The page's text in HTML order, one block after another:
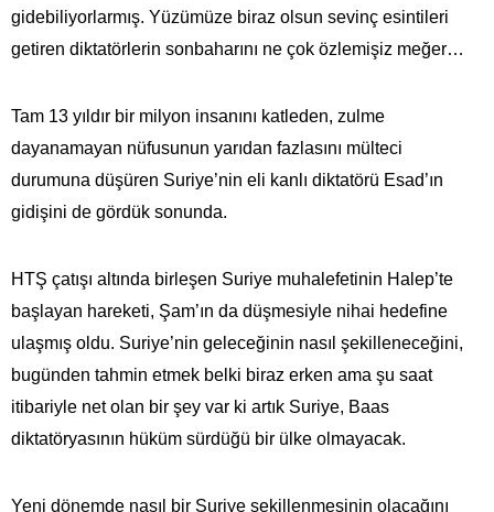
gidebiliyorlarmış. Yüzümüze biraz olsun sevinç esintileri
getiren diktatörlerin sonbaharını ne çok özlemişiz meğer…
Tam 13 yıldır bir milyon insanını katleden, zulme
dayanamayan nüfusunun yarıdan fazlasını mülteci
durumuna düşüren Suriye’nin eli kanlı diktatörü Esad’ın
gidişini de gördük sonunda.
HTŞ çatışı altında birleşen Suriye muhalefetinin Halep’te
başlayan hareketi, Şam’ın da düşmesiyle nihai hedefine
ulaşmış oldu. Suriye’nin geleceğinin nasıl şekilleneceğini,
bugünden tahmin etmek belki biraz erken ama şu saat
itibariyle net olan bir şey var ki artık Suriye, Baas
diktatöryasının hüküm sürdüğü bir ülke olmayacak.
Yeni dönemde nasıl bir Suriye şekillenmesinin olacağını